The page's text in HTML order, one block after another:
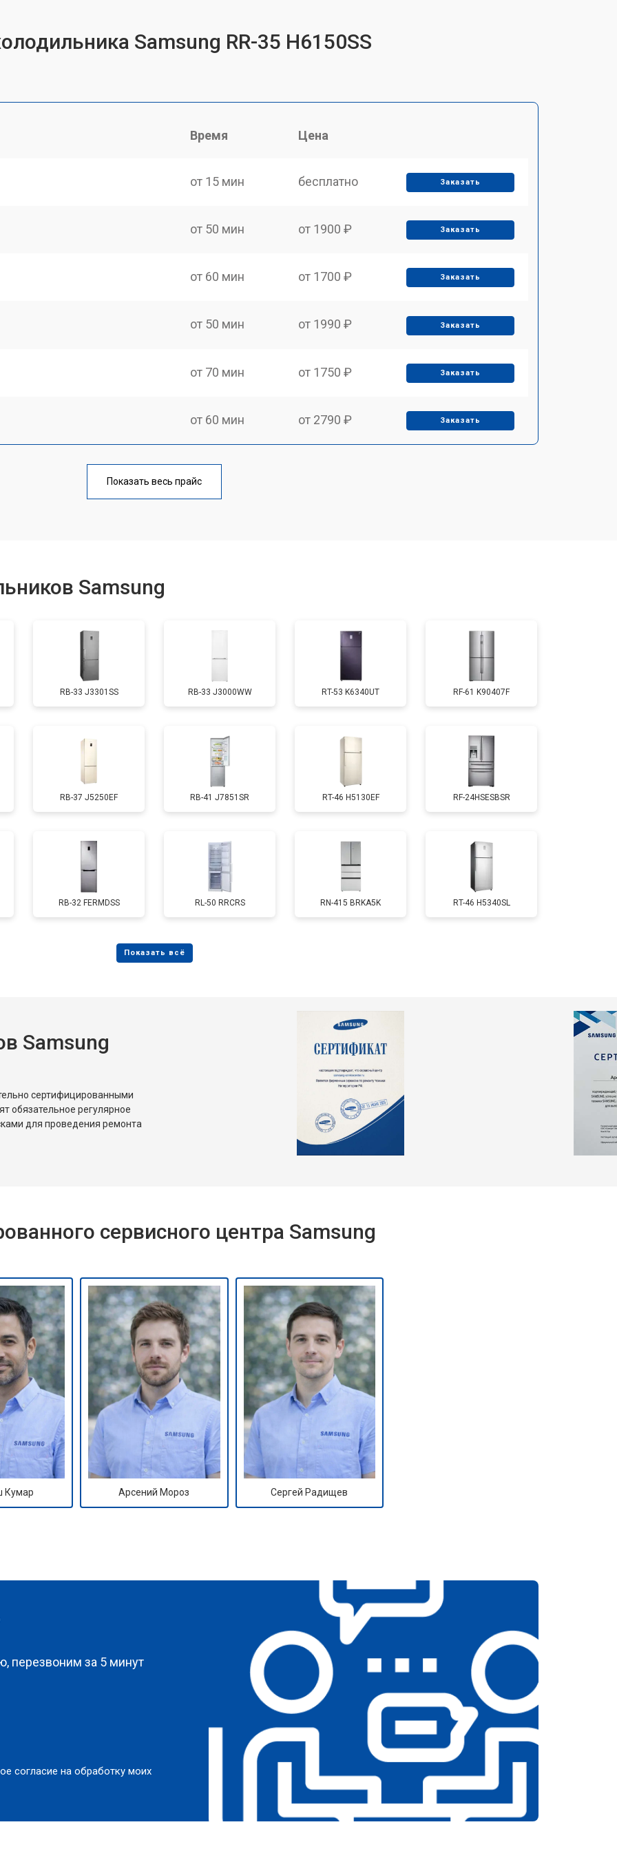
Samsung RR-35 H6150SS
Время Цена
от 15 мин бесплатно Заказать
от 50 мин от 1900 ₽ Заказать
от 60 мин от 1700 ₽ Заказать
от 50 мин от 1990 ₽ Заказать
от 70 мин от 1750 ₽ Заказать
от 60 мин от 2790 ₽ Заказать
от 60 мин
от 70 мин от 1810 ₽ Заказать
мейн платы) от 50 мин от 1700 ₽ Заказать
от 80 мин от 2550 ₽ Заказать
от 50 мин от 1700 ₽ Заказать
от 130 мин
от 70 мин от 3650 ₽
от 80 мин
от 2550 ₽
от 1900 ₽
Показать весь прайс
Samsung
RB-33 J3301SS RB-33 J3000WW RT-53 K6340UT RF-61 K90407F
RB-37 J5250EF RB-41 J7851SR RT-46 H5130EF RF-24HSESBSR
RB-32 FERMDSS RL-50 RRCRS RN-415 BRKA5K RT-46 H5340SL
Samsung
сертифицированными
обязательное регулярное
для проведения ремонта
сервисного центра Samsung
Кумар Арсений Мороз Сергей Радищев
перезвоним за 5 минут
согласие на обработку моих